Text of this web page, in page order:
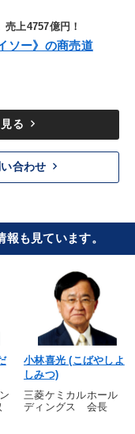
上4757億円！
ソー》の商売道
る keyboard_arrow_right
合わせ keyboard_arrow_right
も見ています。
小林喜光 (こばやしよ
しみつ)
三菱ケミカルホール
ディングス 会長